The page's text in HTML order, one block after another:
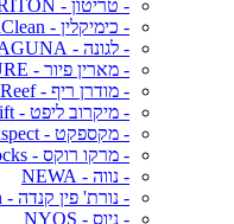
- טריטון - TRITON
- כימיקלין - ChemiClean
- לגונה - LAGUNA
- מארין פיור - MARINE PURE
- מודרן ריף - Modern Reef
- מיקרוב ליפט - Microbe Lift
- מקספקט - Maxspect
- מרקו רוקס - Marco Rocks
- נווה - NEWA
- נורת' פין קנדה - Northfin
- ניוס - NYOS